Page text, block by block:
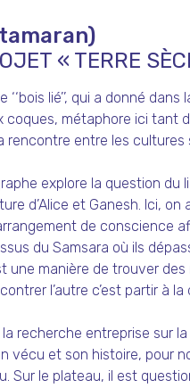
« TERRE
‘‘bois lié’’, qui a donné
coques, métaphore ici
rencontre entre les cultures
explore la question du
d’Alice et Ganesh. Ici,
de conscience
du Samsara où ils
une manière de trouver
l’autre c’est partir à
recherche entreprise sur
vécu et son histoire, pour
Sur le plateau, il est